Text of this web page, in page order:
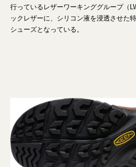
行っているレザーワーキンググループ（
ックレザーに、シリコン液を浸透させた
シューズとなっている。